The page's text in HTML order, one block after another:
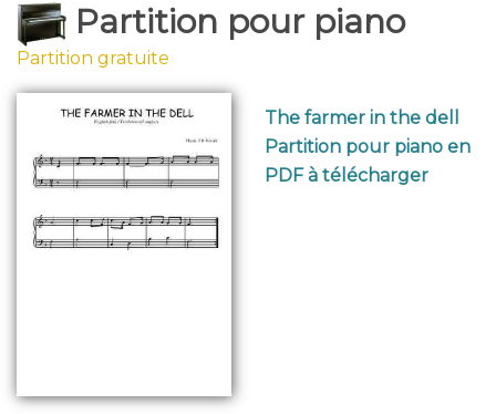
Partition pour piano
Partition gratuite
The farmer in the dell
Partition pour piano en
PDF à télécharger